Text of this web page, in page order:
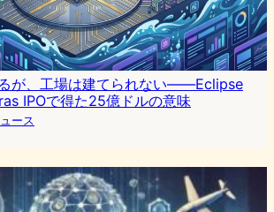
が、工場は建てられない——Eclipse
IPOで得た25億ドルの意味
ース